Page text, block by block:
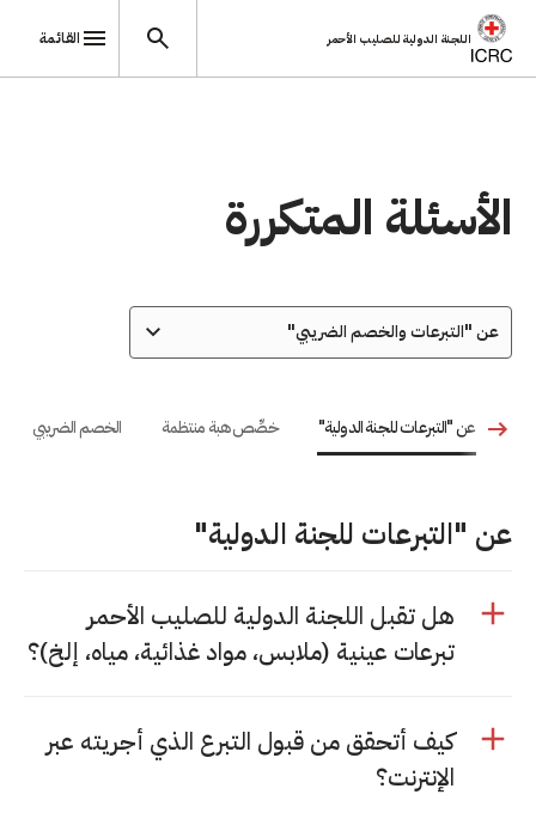
اللجنة الدولية للصليب الأحمر القائمة
الأسئلة المتكررة
عن "التبرعات والخصم الضريبي"
عن "التبرعات للجنة الدولية" خصِّص هبة منتظمة الخصم الضريبي
عن "التبرعات للجنة الدولية"
هل تقبل اللجنة الدولية للصليب الأحمر
تبرعات عينية (ملابس، مواد غذائية، مياه، إلخ)؟
كيف أتحقق من قبول التبرع الذي أجريته عبر
الإنترنت؟